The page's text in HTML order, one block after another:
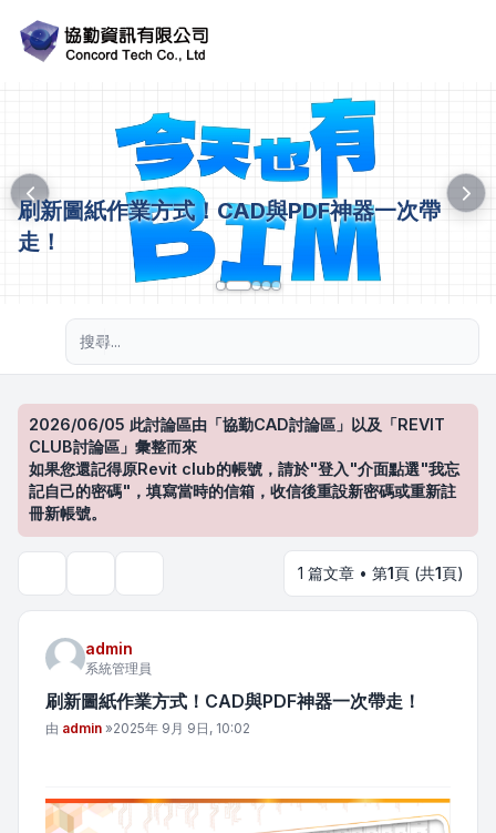
刷新圖紙作業方式！CAD與PDF神器一次帶
走！
2026/06/05 此討論區由「協勤CAD討論區」以及「REVIT
CLUB討論區」彙整而來
如果您還記得原Revit club的帳號，請於"登入"介面點選"我忘
記自己的密碼"，填寫當時的信箱，收信後重設新密碼或重新註
冊新帳號。
1 篇文章 • 第1頁 (共1頁)
admin
系統管理員
刷新圖紙作業方式！CAD與PDF神器一次帶走！
文章
由 admin »2025年 9月 9日, 10:02